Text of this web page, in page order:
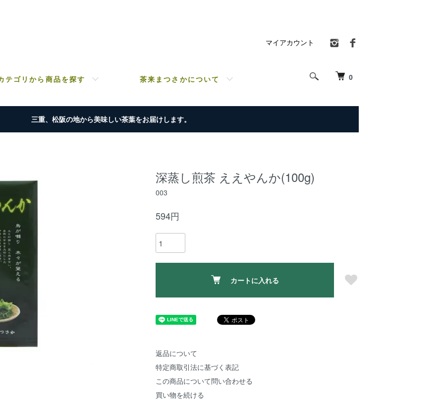
0
テゴリから商品を探す 茶来まつさかについて
マイアカウント
三重、松阪の地から美味しい茶葉をお届けします。
深蒸し煎茶 ええやんか(100g)
003
594円
カートに入れる
返品について
特定商取引法に基づく表記
この商品について問い合わせる
買い物を続ける